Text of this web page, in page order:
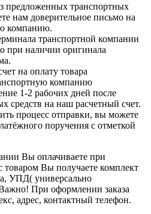
предложенных транспортных
нам доверительное письмо на
компанию.
транспортной компании
при наличии оригинала
на оплату товара
компанию
1-2 рабочих дней после
средств на наш расчетный счет.
процесс отправки, вы можете
поручения с отметкой
Вы оплачиваете при
товаром Вы получаете комплект
УПД( универсально
При оформлении заказа
адрес, контактный телефон.